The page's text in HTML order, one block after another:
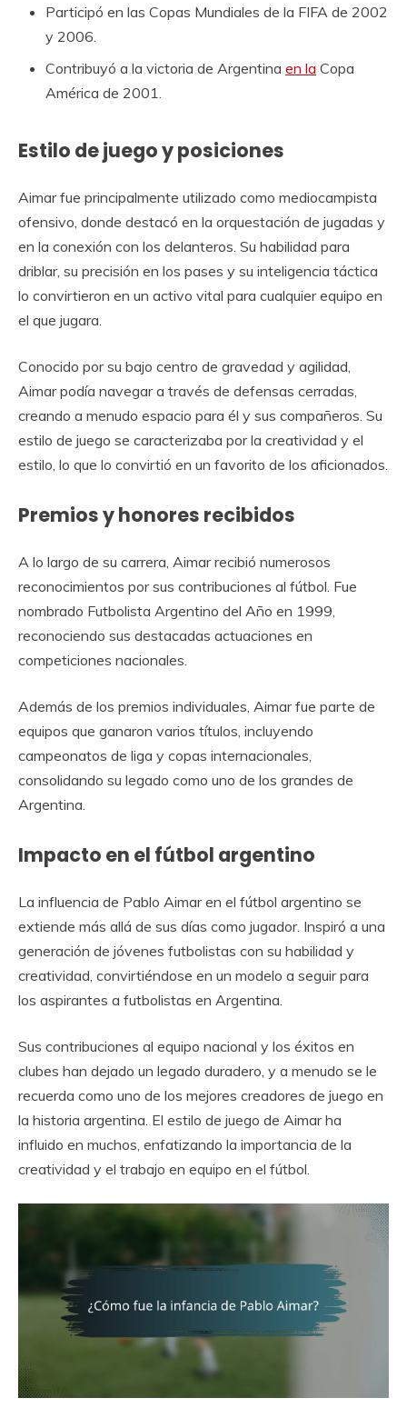
Participó en las Copas Mundiales de la FIFA de 2002
y 2006.
Contribuyó a la victoria de Argentina en la Copa
América de 2001.
Estilo de juego y posiciones
Aimar fue principalmente utilizado como mediocampista
ofensivo, donde destacó en la orquestación de jugadas y
en la conexión con los delanteros. Su habilidad para
driblar, su precisión en los pases y su inteligencia táctica
lo convirtieron en un activo vital para cualquier equipo en
el que jugara.
Conocido por su bajo centro de gravedad y agilidad,
Aimar podía navegar a través de defensas cerradas,
creando a menudo espacio para él y sus compañeros. Su
estilo de juego se caracterizaba por la creatividad y el
estilo, lo que lo convirtió en un favorito de los aficionados.
Premios y honores recibidos
A lo largo de su carrera, Aimar recibió numerosos
reconocimientos por sus contribuciones al fútbol. Fue
nombrado Futbolista Argentino del Año en 1999,
reconociendo sus destacadas actuaciones en
competiciones nacionales.
Además de los premios individuales, Aimar fue parte de
equipos que ganaron varios títulos, incluyendo
campeonatos de liga y copas internacionales,
consolidando su legado como uno de los grandes de
Argentina.
Impacto en el fútbol argentino
La influencia de Pablo Aimar en el fútbol argentino se
extiende más allá de sus días como jugador. Inspiró a una
generación de jóvenes futbolistas con su habilidad y
creatividad, convirtiéndose en un modelo a seguir para
los aspirantes a futbolistas en Argentina.
Sus contribuciones al equipo nacional y los éxitos en
clubes han dejado un legado duradero, y a menudo se le
recuerda como uno de los mejores creadores de juego en
la historia argentina. El estilo de juego de Aimar ha
influido en muchos, enfatizando la importancia de la
creatividad y el trabajo en equipo en el fútbol.